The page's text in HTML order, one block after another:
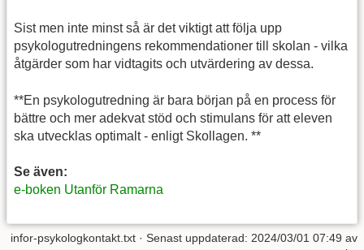
Sist men inte minst så är det viktigt att följa upp
psykologutredningens rekommendationer till skolan - vilka
åtgärder som har vidtagits och utvärdering av dessa.
**En psykologutredning är bara början på en process för
bättre och mer adekvat stöd och stimulans för att eleven
ska utvecklas optimalt - enligt Skollagen. **
Se även:
e-boken Utanför Ramarna
infor-psykologkontakt.txt · Senast uppdaterad: 2024/03/01 07:49 av